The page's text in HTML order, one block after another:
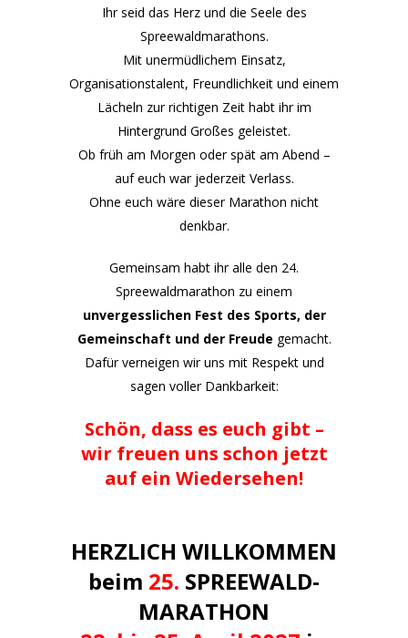
Ihr seid das Herz und die Seele des
Spreewaldmarathons.
Mit unermüdlichem Einsatz,
Organisationstalent, Freundlichkeit und einem
Lächeln zur richtigen Zeit habt ihr im
Hintergrund Großes geleistet.
Ob früh am Morgen oder spät am Abend –
auf euch war jederzeit Verlass.
Ohne euch wäre dieser Marathon nicht
denkbar.
Gemeinsam habt ihr alle den 24.
Spreewaldmarathon zu einem
unvergesslichen Fest des Sports, der
Gemeinschaft und der Freude gemacht.
Dafür verneigen wir uns mit Respekt und
sagen voller Dankbarkeit:
Schön, dass es euch gibt –
wir freuen uns schon jetzt
auf ein Wiedersehen!
HERZLICH WILLKOMMEN
beim 25. SPREEWALD-
MARATHON